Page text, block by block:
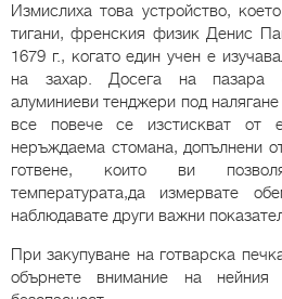
Измислиха това устройство,
тигани, френския физик Денис
1679 г., когато един учен е
на захар. Досега на пазара
алуминиеви тенджери под
все повече се изстискват от
неръждаема стомана, допълнени
готвене, които ви
температурата,да измервате
наблюдавате други важни
При закупуване на готварска
обърнете внимание на нейния